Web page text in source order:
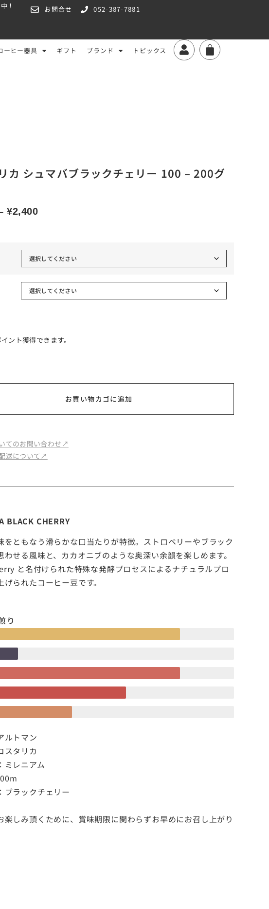
！ お問合せ 052-387-7881
ーヒー器具 ギフト ブランド トピックス
カ シュマバブラックチェリー 100 – 200グ
¥2,400
ント獲得できます。
お買い物カゴに追加
てのお問い合わせ↗︎
送について↗︎
BLACK CHERRY
をともなう滑らかな口当たりが特徴。ストロベリーやブラック
わせる風味と、カカオニブのような奥深い余韻を楽しめます。
と名付けられた特殊な発酵プロセスによるナチュラルプロ
げられたコーヒー豆です。
り
ルトマン
スタリカ
ミレニアム
ブラックチェリー
しみ頂くために、賞味期限に関わらずお早めにお召し上がり